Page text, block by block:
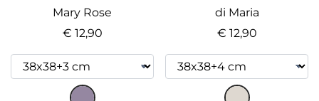
Mary Rose
€ 12,90
di Maria
€ 12,90